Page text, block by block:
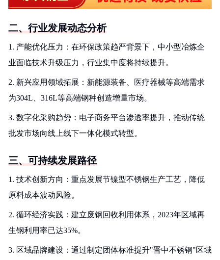
二、行业发展动态分析
1. 产能优化压力：在环保政策趋严背景下，中小型冶炼企
业面临技术升级压力，行业集中度将持续提升。
2. 新兴应用领域拓展：新能源装备、医疗器械等高端需求
为304L、316L等高端钢种创造增量市场。
3. 数字化采购趋势：电子商务平台渗透率提升，推动传统
批发市场向线上线下一体化模式转型。
三、可持续发展路径
1. 技术创新方向：重点发展节镍型不锈钢生产工艺，降低
原料成本波动风险。
2. 循环经济实践：建立废钢回收利用体系，2023年区域再
生钢利用率已达35%。
3. 区域品牌建设：通过制定团体标准提升"晋中不锈钢"区域